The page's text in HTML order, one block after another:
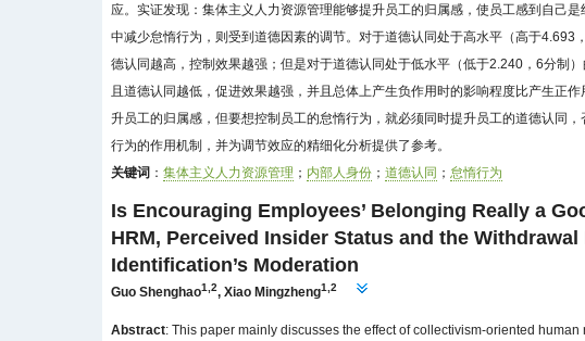
应。实证发现：集体主义人力资源管理能够提升员工的归属感，使员工感到自己是
中减少怠惰行为，则受到道德因素的调节。对于道德认同处于高水平（高于4.693
德认同越高，控制效果越强；但是对于道德认同处于低水平（低于2.240，6分制
且道德认同越低，促进效果越强，并且总体上产生负作用时的影响程度比产生正
升员工的归属感，但要想控制员工的怠惰行为，就必须同时提升员工的道德认同
行为的作用机制，并为调节效应的精细化分析提供了参考。
关键词 ：集体主义人力资源管理 ； 内部人身份 ；道德认同 ；怠惰行为
Is Encouraging Employees’ Belonging Really a
HRM, Perceived Insider Status and the Withdrawal
Identification’s Moderation
Guo Shenghao1,2,Xiao Mingzheng1,2
Abstract: This paper mainly discusses the effect of collectivism-oriented